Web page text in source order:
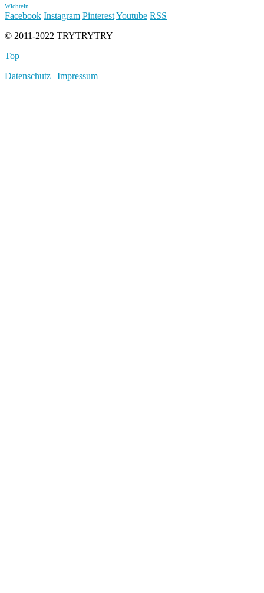
Wichteln
Facebook Instagram PinterestYoutube RSS
© 2011-2022 TRYTRYTRY
Top
Datenschutz | Impressum